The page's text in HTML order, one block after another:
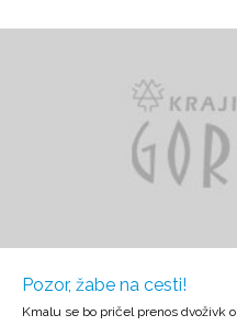
Pozor, žabe na cesti!
Kmalu se bo pričel prenos dvoživk